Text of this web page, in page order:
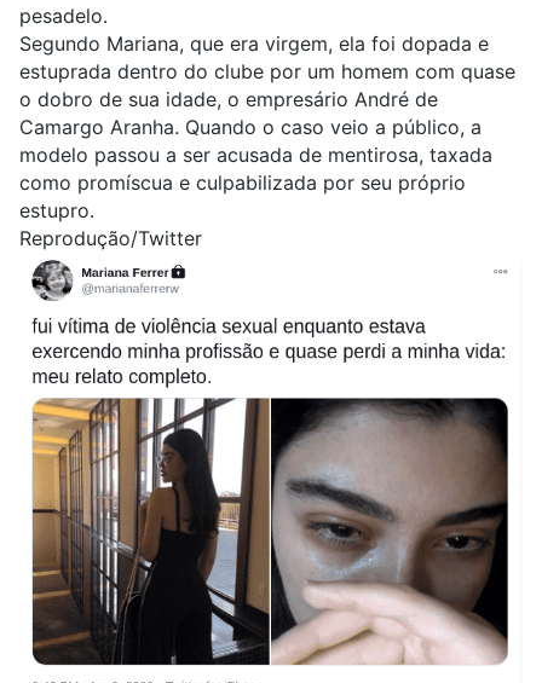
pesadelo.
Segundo Mariana, que era virgem, ela foi dopada e
estuprada dentro do clube por um homem com quase
o dobro de sua idade, o empresário André de
Camargo Aranha. Quando o caso veio a público, a
modelo passou a ser acusada de mentirosa, taxada
como promíscua e culpabilizada por seu próprio
estupro.
Reprodução/Twitter